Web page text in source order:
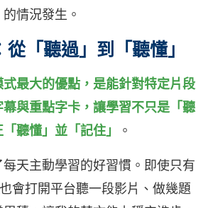
情況發生。
「聽過」到「聽懂」
式最大的優點，是能針對特定片段
與重點字卡，讓學習不只是「聽
聽懂」並「記住」
。
天主動學習的好習慣。即使只有
會打開平台聽一段影片、做幾題